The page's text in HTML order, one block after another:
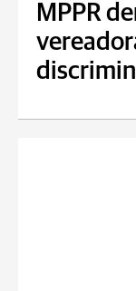
MPPR